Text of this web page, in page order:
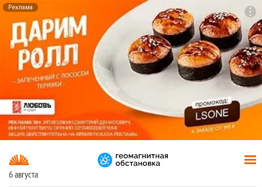
Реклама
6 августа